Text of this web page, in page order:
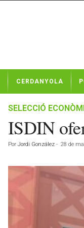
t
CERDANYOLA
SELECCIÓ
ISDIN
Por Jordi González - 28 de